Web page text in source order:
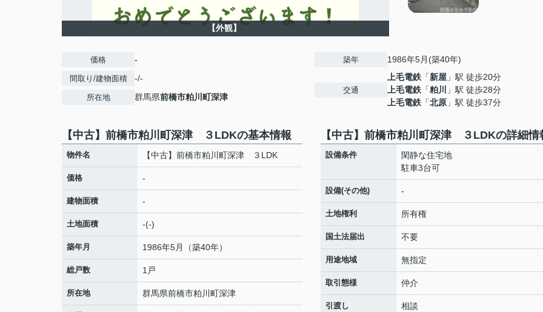
【外観】
価格 -
間取り/建物面積 -/-
所在地 群馬県前橋市粕川町深津
築年 1986年5月(築40年)
交通
上毛電鉄 「新屋 」駅 徒歩20分
上毛電鉄 「粕川
」駅 徒歩28分
上毛電鉄 「北原 」駅 徒歩37分
【中古】前橋市粕川町深津 ３LDKの基本情報
物件名 【中古】前橋市粕川町深津 ３LDK
価格 -
建物面積 -
土地面積 -(-)
築年月 1986年5月（築40年）
総戸数 1戸
所在地 群馬県前橋市粕川町深津
【中古】前橋市粕川町深津 ３LDKの詳細情
設備条件
閑静な住宅地
駐車3台可
設備(その他) -
土地権利 所有権
国土法届出 不要
用途地域 無指定
取引態様 仲介
引渡し 相談